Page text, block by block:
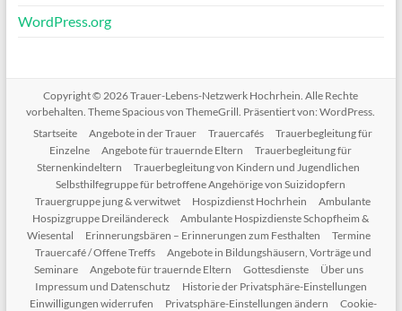
WordPress.org
Copyright © 2026Trauer-Lebens-Netzwerk Hochrhein. Alle Rechte
vorbehalten. ThemeSpaciousvon ThemeGrill. Präsentiert von:WordPress.
Startseite
Angebote in der Trauer Trauercafés
Trauerbegleitung für
Einzelne
Angebote für trauernde Eltern
Trauerbegleitung für
Sternenkindeltern
Trauerbegleitung von Kindern und Jugendlichen
Selbsthilfegruppe für betroffene Angehörige von Suizidopfern
Trauergruppe jung & verwitwet
Hospizdienst Hochrhein
Ambulante
Hospizgruppe Dreiländereck
Ambulante Hospizdienste Schopfheim &
Wiesental
Erinnerungsbären – Erinnerungen zum Festhalten
Termine
Trauercafé / Offene Treffs
Angebote in Bildungshäusern, Vorträge und
Seminare
Angebote für trauernde Eltern Gottesdienste
Über uns
Impressum und Datenschutz
Historie der Privatsphäre-Einstellungen
Einwilligungen widerrufen
Privatsphäre-Einstellungen ändern Cookie-